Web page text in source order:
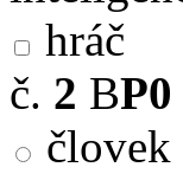
hráč
č. 2 BP0
človek